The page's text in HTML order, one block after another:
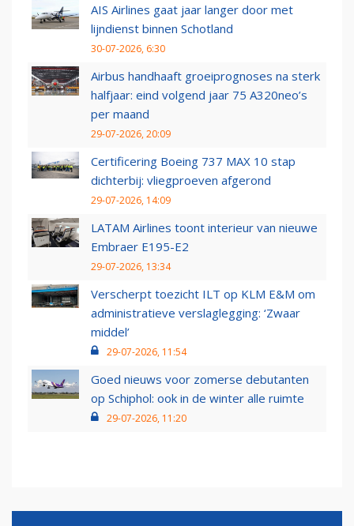
AIS Airlines gaat jaar langer door met
lijndienst binnen Schotland
30-07-2026, 6:30
Airbus handhaaft groeiprognoses na sterk
halfjaar: eind volgend jaar 75 A320neo’s
per maand
29-07-2026, 20:09
Certificering Boeing 737 MAX 10 stap
dichterbij: vliegproeven afgerond
29-07-2026, 14:09
LATAM Airlines toont interieur van nieuwe
Embraer E195-E2
29-07-2026, 13:34
Verscherpt toezicht ILT op KLM E&M om
administratieve verslaglegging: ‘Zwaar
middel’
29-07-2026, 11:54
Goed nieuws voor zomerse debutanten
op Schiphol: ook in de winter alle ruimte
29-07-2026, 11:20